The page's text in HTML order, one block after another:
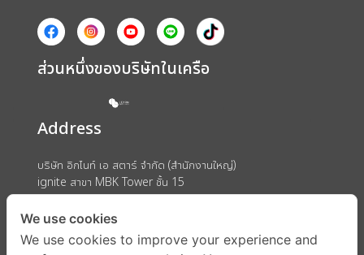
ส่วนหนึ่งของบริษัทในเครือ
Address
บริษัท อิกไนท์ เอ สตาร์ จำกัด (สำนักงานใหญ่)
ignite สาขา MBK Tower ชั้น 15
ถนนพญาไท แขวงวังใหม่ เขตปทุมวัน กรุงเทพมหานคร 10330
We use cookies
We use cookies to improve your experience and